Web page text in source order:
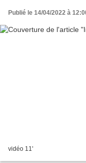
Publié le 14/04/2022 à
vidéo 11'